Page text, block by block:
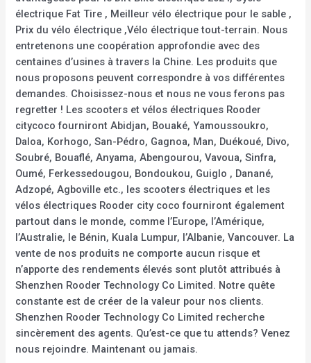
électrique Fat Tire , Meilleur vélo électrique pour le sable ,
Prix du vélo électrique ,Vélo électrique tout-terrain. Nous
entretenons une coopération approfondie avec des
centaines d’usines à travers la Chine. Les produits que
nous proposons peuvent correspondre à vos différentes
demandes. Choisissez-nous et nous ne vous ferons pas
regretter ! Les scooters et vélos électriques Rooder
citycoco fourniront Abidjan, Bouaké, Yamoussoukro,
Daloa, Korhogo, San-Pédro, Gagnoa, Man, Duékoué, Divo,
Soubré, Bouaflé, Anyama, Abengourou, Vavoua, Sinfra,
Oumé, Ferkessedougou, Bondoukou, Guiglo , Danané,
Adzopé, Agboville etc., les scooters électriques et les
vélos électriques Rooder city coco fourniront également
partout dans le monde, comme l’Europe, l’Amérique,
l’Australie, le Bénin, Kuala Lumpur, l’Albanie, Vancouver. La
vente de nos produits ne comporte aucun risque et
n’apporte des rendements élevés sont plutôt attribués à
Shenzhen Rooder Technology Co Limited. Notre quête
constante est de créer de la valeur pour nos clients.
Shenzhen Rooder Technology Co Limited recherche
sincèrement des agents. Qu’est-ce que tu attends? Venez
nous rejoindre. Maintenant ou jamais.